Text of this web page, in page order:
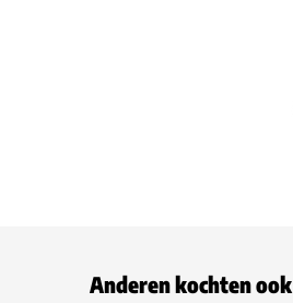
Anderen kochten ook